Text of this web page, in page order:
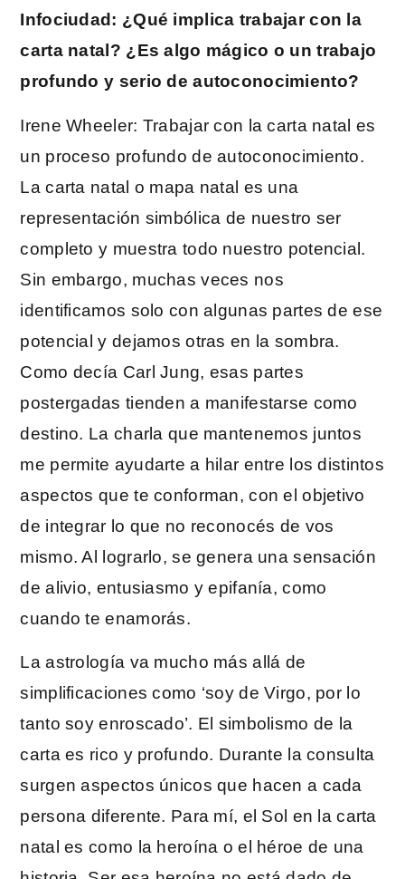
Infociudad: ¿Qué implica trabajar con la
carta natal? ¿Es algo mágico o un trabajo
profundo y serio de autoconocimiento?
Irene Wheeler: Trabajar con la carta natal es
un proceso profundo de autoconocimiento.
La carta natal o mapa natal es una
representación simbólica de nuestro ser
completo y muestra todo nuestro potencial.
Sin embargo, muchas veces nos
identificamos solo con algunas partes de ese
potencial y dejamos otras en la sombra.
Como decía Carl Jung, esas partes
postergadas tienden a manifestarse como
destino. La charla que mantenemos juntos
me permite ayudarte a hilar entre los distintos
aspectos que te conforman, con el objetivo
de integrar lo que no reconocés de vos
mismo. Al lograrlo, se genera una sensación
de alivio, entusiasmo y epifanía, como
cuando te enamorás.
La astrología va mucho más allá de
simplificaciones como ‘soy de Virgo, por lo
tanto soy enroscado’. El simbolismo de la
carta es rico y profundo. Durante la consulta
surgen aspectos únicos que hacen a cada
persona diferente. Para mí, el Sol en la carta
natal es como la heroína o el héroe de una